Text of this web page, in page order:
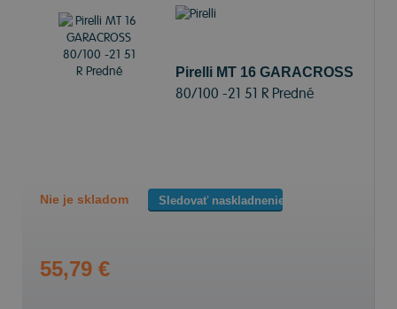
Pirelli MT 16 GARACROSS
80/100 -21 51 R Predné
Nie je skladom Sledovať naskladnenie
55,79 €